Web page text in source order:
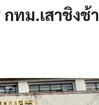
ทม.เสาชิงช้า